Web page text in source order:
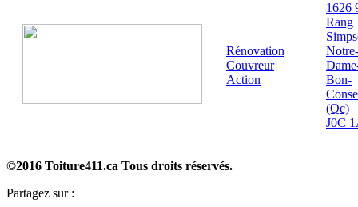
Rénovation
Couvreur
Action
1626
Rang
Notre-
Bon-
(Qc)
J0C
©2016 Toiture411.ca Tous droits réservés.
Partagez sur :